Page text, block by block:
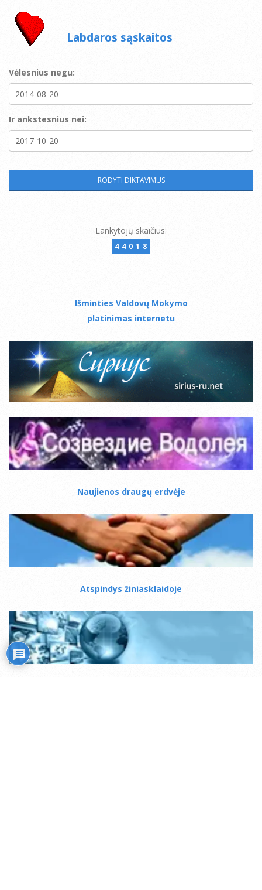
Labdaros sąskaitos
Vėlesnius negu:
Ir ankstesnius nei:
Lankytojų skaičius:
44018
Išminties Valdovų Mokymo
platinimas internetu
Naujienos draugų erdvėje
Atspindys žiniasklaidoje